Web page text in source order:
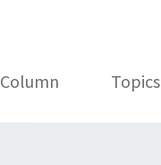
Column Topics